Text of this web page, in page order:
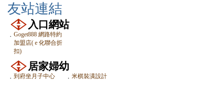
友站連結
入口網站
． Goget888 網路特約
加盟店( e 化聯合折
扣)
居家婦幼
． 到府坐月子中心 ． 米棋裝潢設計